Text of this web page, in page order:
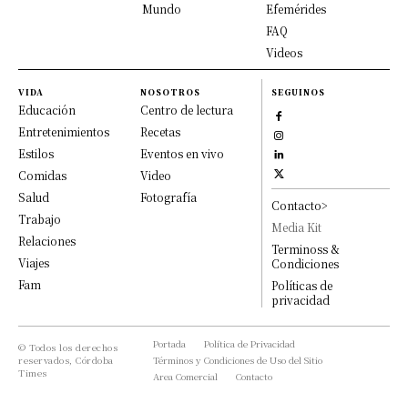
Mundo
Efemérides
FAQ
Videos
VIDA
Educación
Entretenimientos
Estilos
Comidas
Salud
Trabajo
Relaciones
Viajes
Fam
NOSOTROS
Centro de lectura
Recetas
Eventos en vivo
Video
Fotografía
SEGUINOS
Contacto>
Media Kit
Terminoss &
Condiciones
Políticas de
privacidad
© Todos los derechos
reservados, Córdoba
Times
Portada
Política de Privacidad
Términos y Condiciones de Uso del Sitio
Area Comercial
Contacto